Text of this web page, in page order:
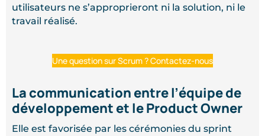
utilisateurs ne s’approprieront ni la solution, ni le
travail réalisé.
Une question sur Scrum ? Contactez-nous
La communication entre l’équipe de
développement et le Product Owner
Elle est favorisée par les cérémonies du sprint